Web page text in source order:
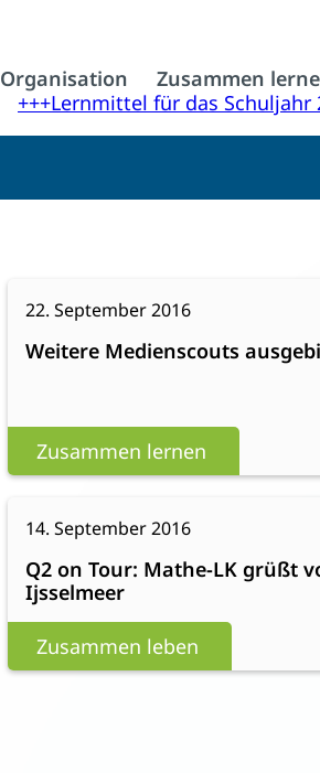
Organisation Zusammen
+++Lernmittel für das Schuljahr
Zusammen lernen
22. September 2016
Weitere Medienscouts
Weitere
Medienscouts
Zusammen leben
14. September 2016
Q2 on Tour: Mathe-LK grüßt
Ijsselmeer
Q2
on
Tour:
Mathe-
LK